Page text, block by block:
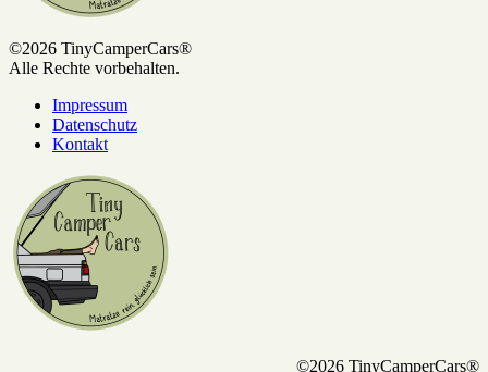
©2026 TinyCamperCars®
Alle Rechte vorbehalten.
Impressum
Datenschutz
Kontakt
©2026 TinyCamperCars®